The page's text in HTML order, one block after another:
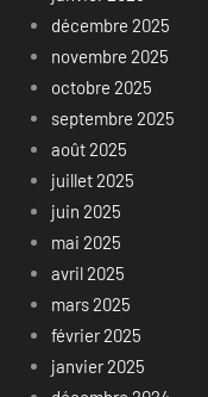
décembre 2025
novembre 2025
octobre 2025
septembre 2025
août 2025
juillet 2025
juin 2025
mai 2025
avril 2025
mars 2025
février 2025
janvier 2025